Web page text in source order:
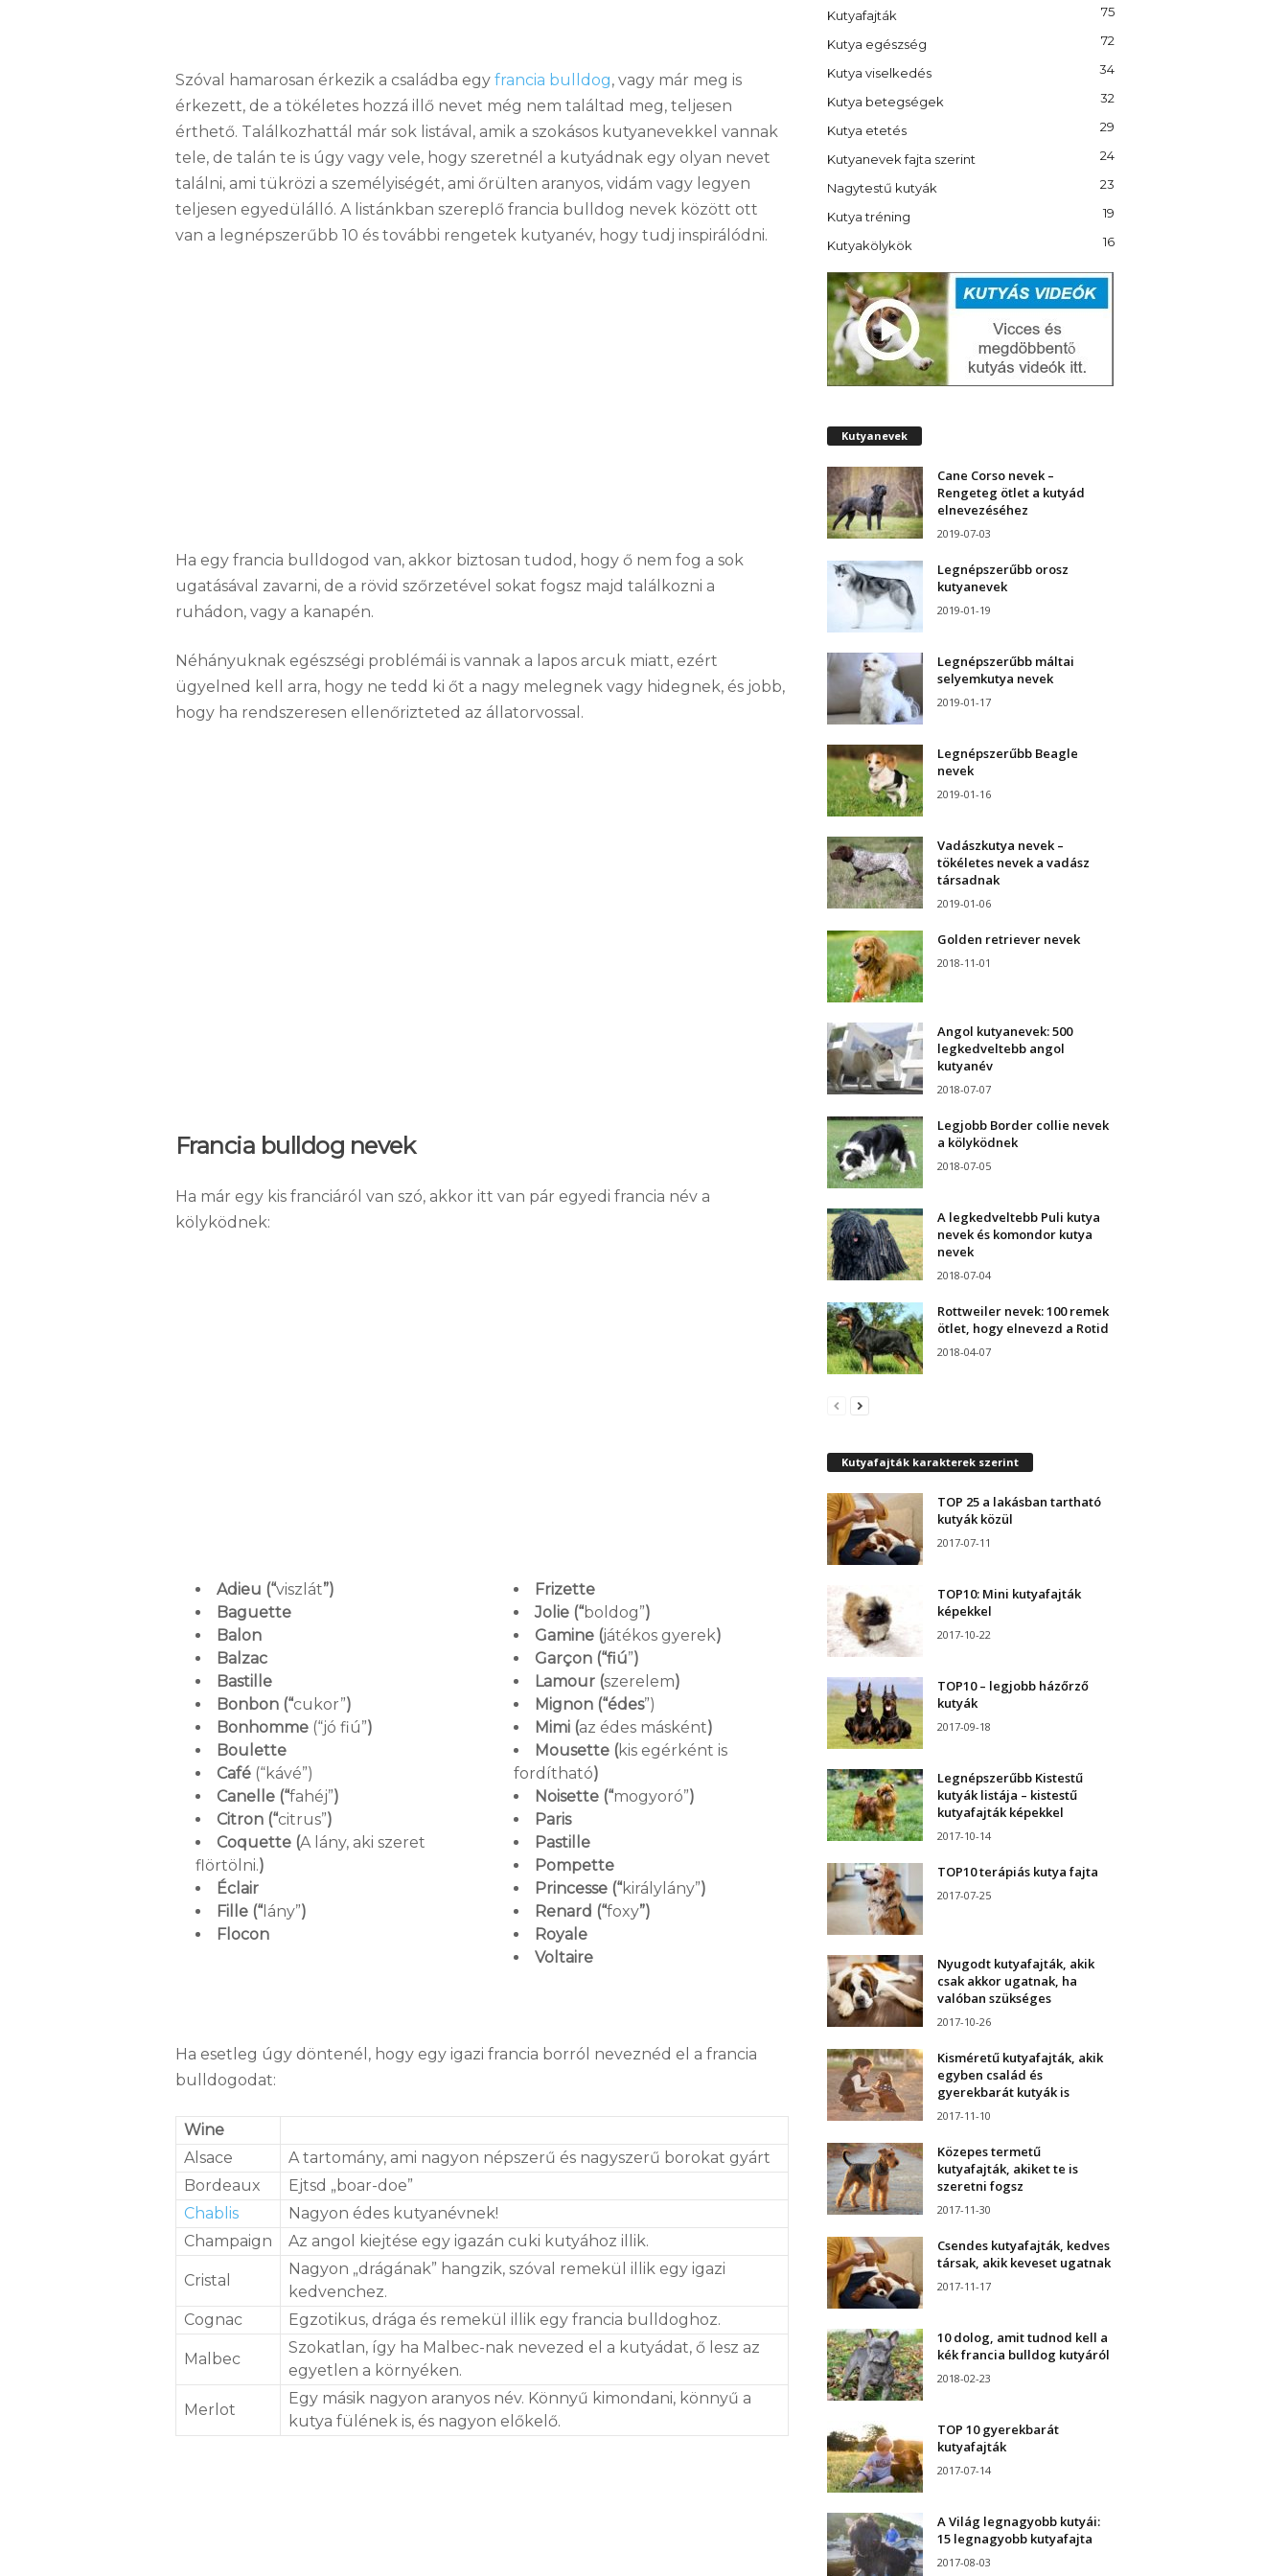
Szóval hamarosan érkezik a családba egy francia bulldog, vagy már meg is
érkezett, de a tökéletes hozzá illő nevet még nem találtad meg, teljesen
érthető. Találkozhattál már sok listával, amik a szokásos kutyanevekkel vannak
tele, de talán te is úgy vagy vele, hogy szeretnél a kutyádnak egy olyan nevet
találni, ami tükrözi a személyiségét, ami őrülten aranyos, vidám vagy legyen
teljesen egyedülálló. A listánkban szereplő francia bulldog nevek között ott
van a legnépszerűbb 10 és további rengetek kutyanév, hogy tudj inspirálódni.
Ha egy francia bulldogod van, akkor biztosan tudod, hogy ő nem fog a sok
ugatásával zavarni, de a rövid szőrzetével sokat fogsz majd találkozni a
ruhádon, vagy a kanapén.
Néhányuknak egészségi problémái is vannak a lapos arcuk miatt, ezért
ügyelned kell arra, hogy ne tedd ki őt a nagy melegnek vagy hidegnek, és jobb,
hogy ha rendszeresen ellenőrizteted az állatorvossal.
Francia bulldog nevek
Ha már egy kis franciáról van szó, akkor itt van pár egyedi francia név a
kölyködnek:
Adieu (“viszlát”)
Baguette
Balon
Balzac
Bastille
Bonbon (“cukor”)
Bonhomme (“jó fiú”)
Boulette
Café (“kávé”)
Canelle (“fahéj”)
Citron (“citrus”)
Coquette (A lány, aki szeret
flörtölni.)
Éclair
Fille (“lány”)
Flocon
Frizette
Jolie (“boldog”)
Gamine (játékos gyerek)
Garçon (“fiú”)
Lamour (szerelem)
Mignon (“édes”)
Mimi (az édes másként)
Mousette (kis egérként is
fordítható)
Noisette (“mogyoró”)
Paris
Pastille
Pompette
Princesse (“királylány”)
Renard (“foxy”)
Royale
Voltaire
Ha esetleg úgy döntenél, hogy egy igazi francia borról neveznéd el a francia
bulldogodat:
Wine
Alsace
A tartomány, ami nagyon népszerű és nagyszerű borokat gyárt
Bordeaux
Ejtsd „boar-doe”
Chablis
Nagyon édes kutyanévnek!
Champaign
Az angol kiejtése egy igazán cuki kutyához illik.
Cristal
Nagyon „drágának” hangzik, szóval remekül illik egy igazi
kedvenchez.
Cognac
Egzotikus, drága és remekül illik egy francia bulldoghoz.
Malbec
Szokatlan, így ha Malbec-nak nevezed el a kutyádat, ő lesz az
egyetlen a környéken.
Merlot
Egy másik nagyon aranyos név. Könnyű kimondani, könnyű a
kutya fülének is, és nagyon előkelő.
Kutyafajták 75
Kutya egészség 72
Kutya viselkedés 34
Kutya betegségek 32
Kutya etetés 29
Kutyanevek fajta szerint 24
Nagytestű kutyák 23
Kutya tréning 19
Kutyakölykök 16
Kutyanevek
Cane Corso nevek –
Rengeteg ötlet a kutyád
elnevezéséhez
2019-07-03
Legnépszerűbb orosz
kutyanevek
2019-01-19
Legnépszerűbb máltai
selyemkutya nevek
2019-01-17
Legnépszerűbb Beagle
nevek
2019-01-16
Vadászkutya nevek –
tökéletes nevek a vadász
társadnak
2019-01-06
Golden retriever nevek
2018-11-01
Angol kutyanevek: 500
legkedveltebb angol
kutyanév
2018-07-07
Legjobb Border collie nevek
a kölyködnek
2018-07-05
A legkedveltebb Puli kutya
nevek és komondor kutya
nevek
2018-07-04
Rottweiler nevek: 100 remek
ötlet, hogy elnevezd a Rotid
2018-04-07
Kutyafajták karakterek szerint
TOP 25 a lakásban tartható
kutyák közül
2017-07-11
TOP10: Mini kutyafajták
képekkel
2017-10-22
TOP10 – legjobb házőrző
kutyák
2017-09-18
Legnépszerűbb Kistestű
kutyák listája – kistestű
kutyafajták képekkel
2017-10-14
TOP10 terápiás kutya fajta
2017-07-25
Nyugodt kutyafajták, akik
csak akkor ugatnak, ha
valóban szükséges
2017-10-26
Kisméretű kutyafajták, akik
egyben család és
gyerekbarát kutyák is
2017-11-10
Közepes termetű
kutyafajták, akiket te is
szeretni fogsz
2017-11-30
Csendes kutyafajták, kedves
társak, akik keveset ugatnak
2017-11-17
10 dolog, amit tudnod kell a
kék francia bulldog kutyáról
2018-02-23
TOP 10 gyerekbarát
kutyafajták
2017-07-14
A Világ legnagyobb kutyái:
15 legnagyobb kutyafajta
2017-08-03